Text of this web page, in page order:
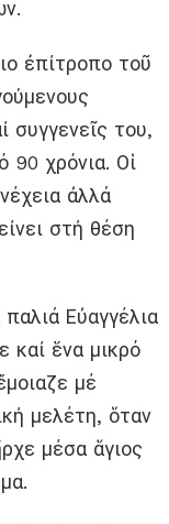
ἐπίτροπο τοῦ
συγγενεῖς του,
90 χρόνια. Οἱ
ἀλλά
στή θέση
Εὐαγγέλια
καί ἕνα μικρό
μέ
μελέτη, ὅταν
μέσα ἅγιος